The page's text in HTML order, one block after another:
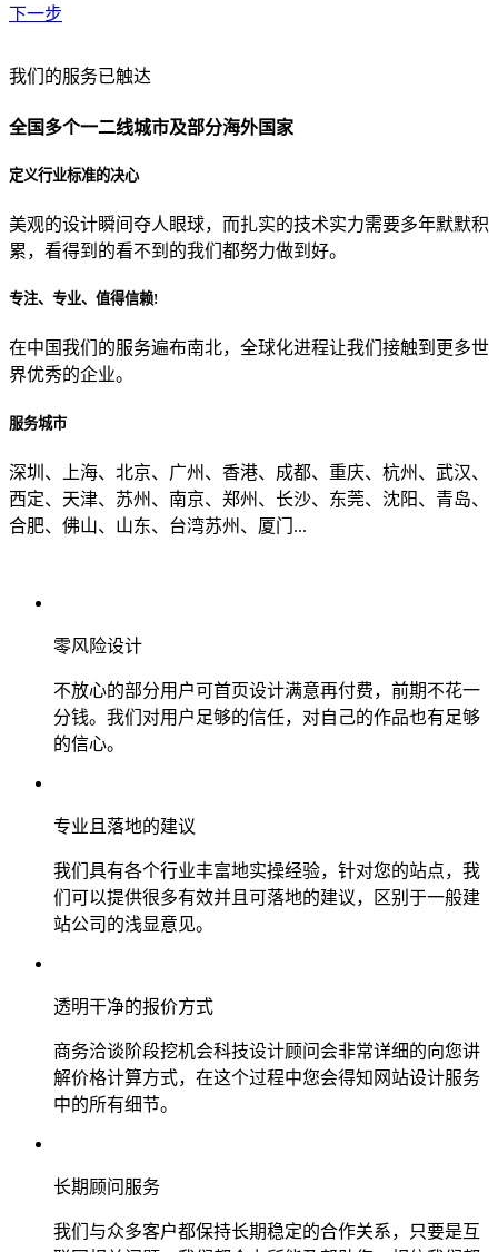
下一步
贵公司预算范围是？
贵公司的团队规模是？
目前主要的营销渠道是？
我们的服务已触达
全国多个一二线城市及部分海外国家
定义行业标准的决心
美观的设计瞬间夺人眼球，而扎实的技术实力需要多年默默积
累，看得到的看不到的我们都努力做到好。
专注、专业、值得信赖!
在中国我们的服务遍布南北，全球化进程让我们接触到更多世
界优秀的企业。
服务城市
深圳、上海、北京、广州、香港、成都、重庆、杭州、武汉、
西定、天津、苏州、南京、郑州、长沙、东莞、沈阳、青岛、
合肥、佛山、山东、台湾苏州、厦门...
零风险设计
不放心的部分用户可首页设计满意再付费，前期不花一
分钱。我们对用户足够的信任，对自己的作品也有足够
的信心。
专业且落地的建议
我们具有各个行业丰富地实操经验，针对您的站点，我
们可以提供很多有效并且可落地的建议，区别于一般建
站公司的浅显意见。
透明干净的报价方式
商务洽谈阶段挖机会科技设计顾问会非常详细的向您讲
解价格计算方式，在这个过程中您会得知网站设计服务
中的所有细节。
长期顾问服务
我们与众多客户都保持长期稳定的合作关系，只要是互